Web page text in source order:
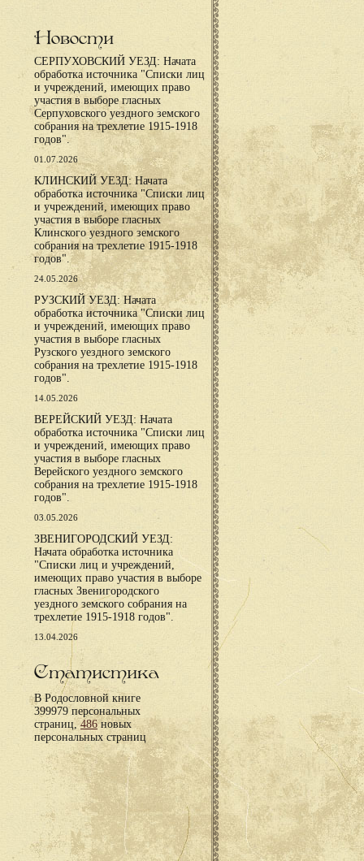
Новости
СЕРПУХОВСКИЙ УЕЗД: Начата
обработка источника "Списки лиц
и учреждений, имеющих право
участия в выборе гласных
Серпуховского уездного земского
собрания на трехлетие 1915-1918
годов".
01.07.2026
КЛИНСКИЙ УЕЗД: Начата
обработка источника "Списки лиц
и учреждений, имеющих право
участия в выборе гласных
Клинского уездного земского
собрания на трехлетие 1915-1918
годов".
24.05.2026
РУЗСКИЙ УЕЗД: Начата
обработка источника "Списки лиц
и учреждений, имеющих право
участия в выборе гласных
Рузского уездного земского
собрания на трехлетие 1915-1918
годов".
14.05.2026
ВЕРЕЙСКИЙ УЕЗД: Начата
обработка источника "Списки лиц
и учреждений, имеющих право
участия в выборе гласных
Верейского уездного земского
собрания на трехлетие 1915-1918
годов".
03.05.2026
ЗВЕНИГОРОДСКИЙ УЕЗД:
Начата обработка источника
"Списки лиц и учреждений,
имеющих право участия в выборе
гласных Звенигородского
уездного земского собрания на
трехлетие 1915-1918 годов".
13.04.2026
Статистика
В Родословной книге
399979 персональных
страниц,486новых
персональных страниц